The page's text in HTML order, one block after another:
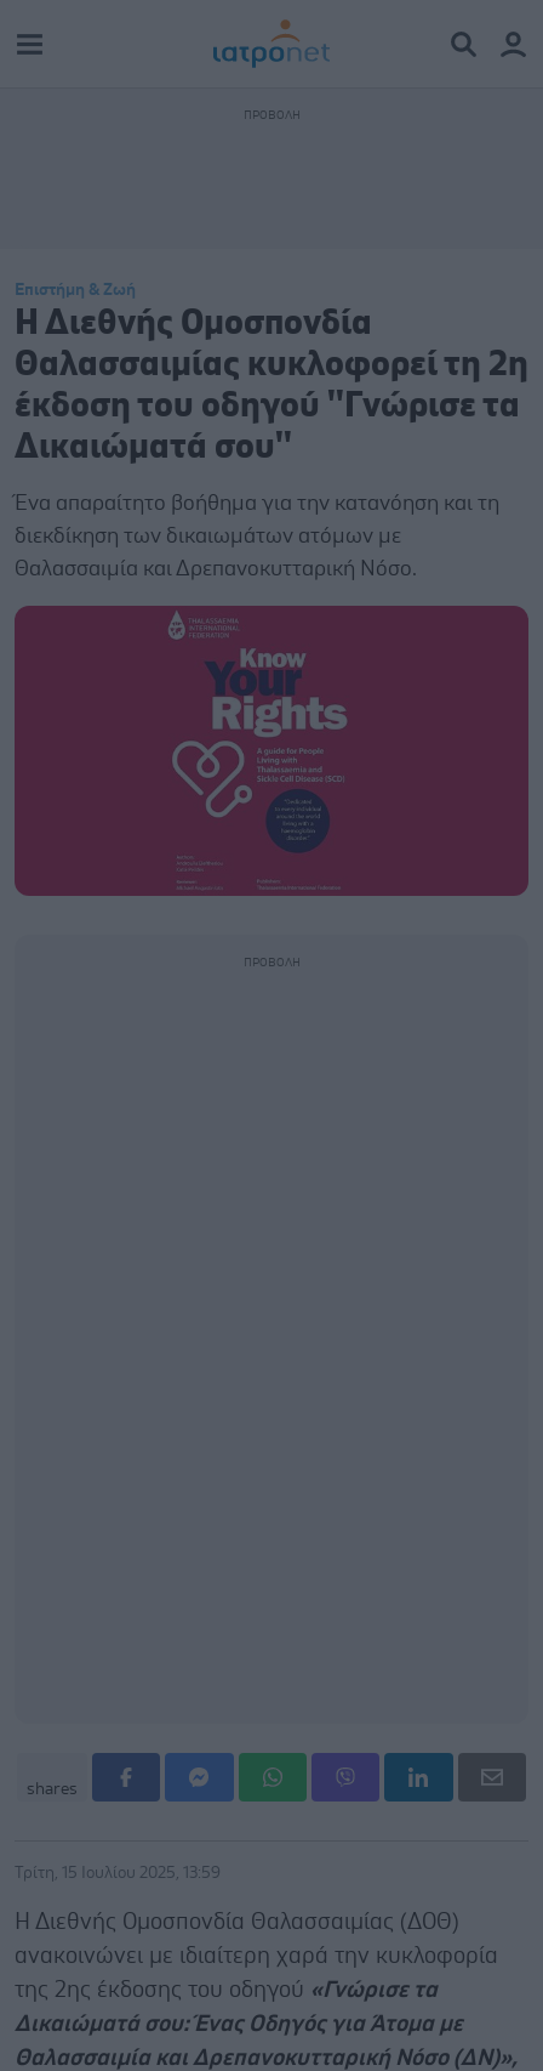
Επιστήμη & Ζωή
Η Διεθνής Ομοσπονδία
Θαλασσαιμίας κυκλοφορεί τη 2η
έκδοση του οδηγού ''Γνώρισε τα
Δικαιώματά σου''
Ένα απαραίτητο βοήθημα για την κατανόηση και τη
διεκδίκηση των δικαιωμάτων ατόμων με
Θαλασσαιμία και Δρεπανοκυτταρική Νόσο.
shares
Τρίτη, 15 Ιουλίου 2025, 13:59
Η Διεθνής Ομοσπονδία Θαλασσαιμίας (ΔΟΘ)
ανακοινώνει με ιδιαίτερη χαρά την κυκλοφορία
της 2ης έκδοσης του οδηγού «Γνώρισε τα
Δικαιώματά σου: Ένας Οδηγός για Άτομα με
Θαλασσαιμία και Δρεπανοκυτταρική Νόσο (ΔΝ)»,